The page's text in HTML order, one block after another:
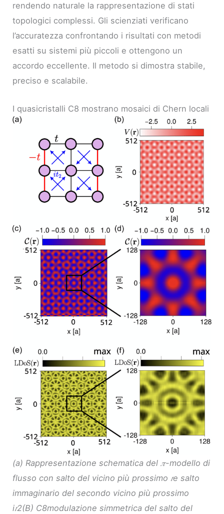
rendendo naturale la rappresentazione di stati
topologici complessi. Gli scienziati verificano
l’accuratezza confrontando i risultati con metodi
esatti su sistemi più piccoli e ottengono un
accordo eccellente. Il metodo si dimostra stabile,
preciso e scalabile.
I quasicristalli C8 mostrano mosaici di Chern locali
(a) Rappresentazione schematica del 𝜋-modello di
flusso con salto del vicino più prossimo 𝑡e salto
immaginario del secondo vicino più prossimo
i⁢𝑡2(B) C8modulazione simmetrica del salto del